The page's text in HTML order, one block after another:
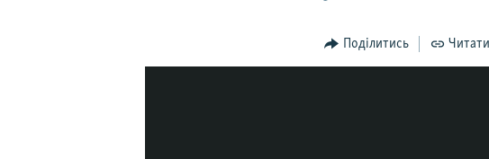
УКРАЇНСЬКА ПРОБЛЕМА КРИМУ
Поділитись